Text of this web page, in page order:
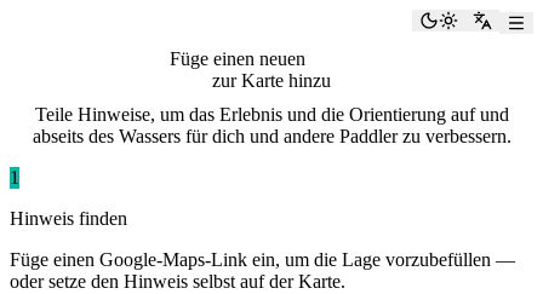
Zu
Füge einen neuen
zur Karte hinzu
Teile Hinweise, um das Erlebnis und die Orientierung auf und
abseits des Wassers für dich und andere Paddler zu verbessern.
1
Hinweis finden
Füge einen Google-Maps-Link ein, um die Lage vorzubefüllen —
oder setze den Hinweis selbst auf der Karte.